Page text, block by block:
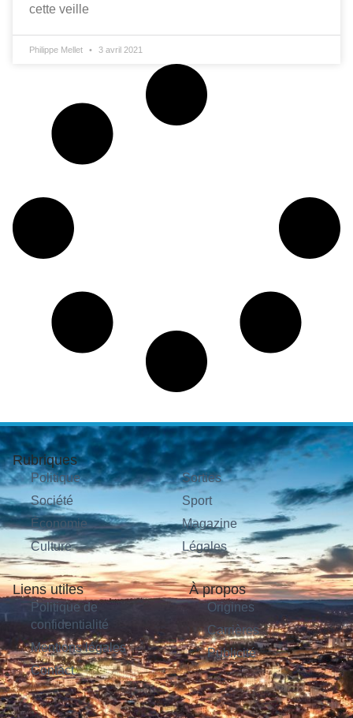
cette veille
Philippe Mellet 3 avril 2021
Rubriques
Politique
Société
Économie
Culture
Sorties
Sport
Magazine
Légales
Liens utiles
Politique de
confidentialité
Mentions légales
Contact
À propos
Origines
Carrières
Publicité